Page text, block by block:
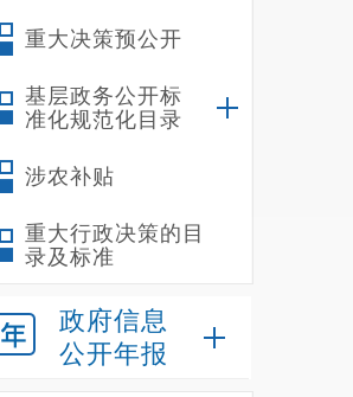
重大决策预公开
基层政务公开标
准化规范化目录
涉农补贴
重大行政决策的目
录及标准
政府信息
公开年报